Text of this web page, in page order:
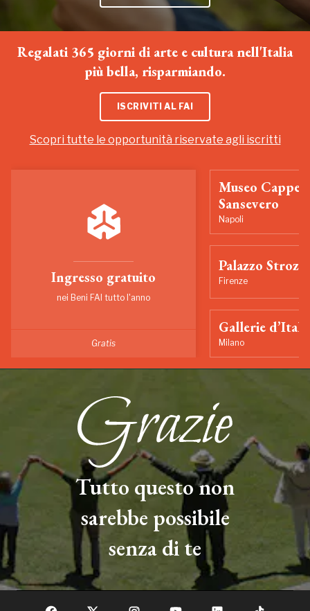
Regalati 365 giorni di arte e cultura nell'Italia
più bella, risparmiando.
ISCRIVITI AL FAI
Scopri tutte le opportunità riservate agli iscritti
Ingresso gratuito
nei Beni FAI tutto l'anno
Gratis
Museo
Sansevero
Napoli
Palazzo Strozzi
Firenze
Gallerie
Milano
Tutto questo non
sarebbe possibile
senza di te